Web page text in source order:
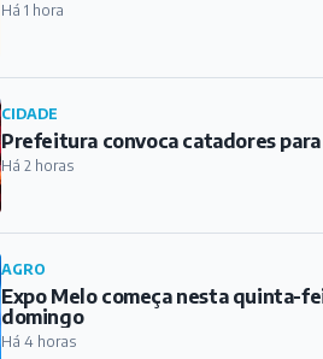
Há 1 hora
CIDADE
Prefeitura convoca catadores
Há 2 horas
AGRO
Expo Melo começa nesta quinta-
domingo
Há 4 horas